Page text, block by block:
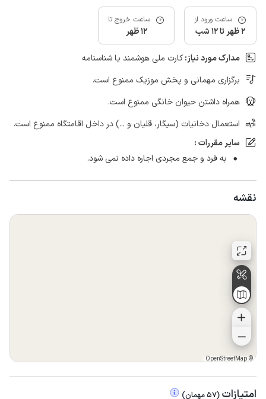
ساعت ورود از
2 ظهر تا 12 شب
ساعت خروج تا
12 ظهر
مدارک مورد نیاز:کارت ملی هوشمند یا شناسنامه
برگزاری مهمانی و پخش موزیک ممنوع است.
همراه داشتن حیوان خانگی ممنوع است.
استعمال دخانیات (سیگار، قلیان و ...) در داخل اقامتگاه ممنوع است.
سایر مقررات :
به فرد و جمع مجردی اجاره داده نمی شود.
نقشه
©
OpenStreetMap
امتیازات (
57مهمان)